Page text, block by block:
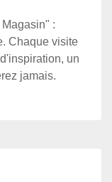
:
Chaque visite
un
jamais.